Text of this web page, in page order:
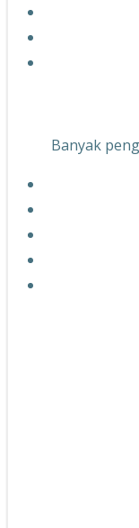
Banyak